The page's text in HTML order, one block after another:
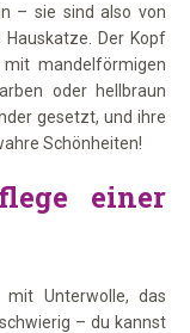
– sie sind also von
Der Kopf
mandelförmigen
oder hellbraun
gesetzt, und ihre
Schönheiten!
einer
mit Unterwolle, das
– du kannst